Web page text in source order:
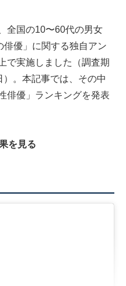
全国の10〜60代の男女
優」に関する独自アン
で実施しました（調査期
。本記事では、その中
俳優」ランキングを発表
を見る